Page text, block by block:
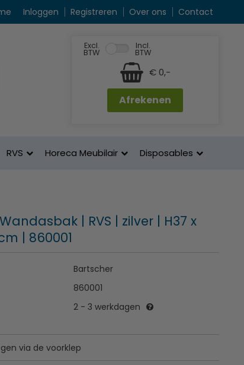
Inloggen Registreren Over ons Contact
Excl.
BTW
Incl.
BTW
€ 0,-
Afrekenen
RVS Horeca Meubilair Disposables
| RVS | zilver | H37 x
| 860001
Bartscher
860001
2 - 3 werkdagen
via de voorklep